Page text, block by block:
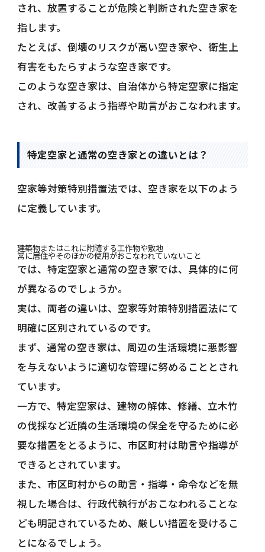
され、放置することが危険と判断された空き家を
指します。
たとえば、倒壊のリスクが高い空き家や、衛生上
有害をもたらすような空き家です。
このような空き家は、自治体から特定空家に指定
され、改善するよう指導や助言がおこなわれます。
特定空家と通常の空き家との違いとは？
空家等対策特別措置法では、空き家を以下のよう
に定義しています。
建築物またはこれに附随する工作物や敷地
常に居住やそのほかの使用がおこなわれていないこと
では、特定空家と通常の空き家では、具体的に何
が異なるのでしょうか。
実は、両者の違いは、空家等対策特別措置法にて
明確に区別されているのです。
まず、通常の空き家は、周辺の生活環境に悪影響
を与えないように適切な管理に努めることとされ
ています。
一方で、特定空家は、建物の解体、修繕、立木竹
の伐採など近隣の生活環境の保全を守るために必
要な措置をとるように、市区町村は助言や指導が
できるとされています。
また、市区町村からの助言・指導・命令などを無
視した場合は、行政代執行がおこなわれることな
ども明記されているため、厳しい措置を受けるこ
とになるでしょう。